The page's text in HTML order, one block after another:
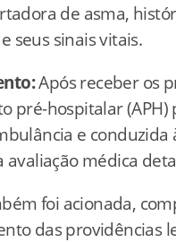
de asma,
seus sinais vitais.
Após receber os
pré-hospitalar (APH)
e
médica
foi acionada,
das providências